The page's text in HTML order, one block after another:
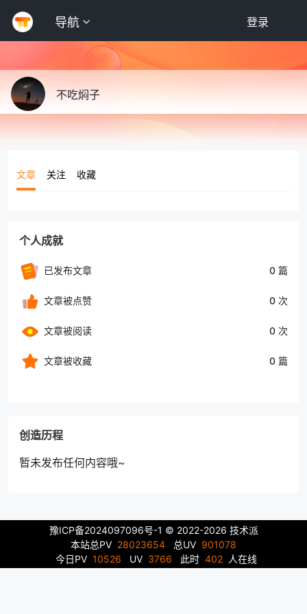
导航 登录
不吃焖子
文章 关注 收藏
个人成就
已发布文章 0 篇
文章被点赞 0 次
文章被阅读 0 次
文章被收藏 0 篇
创造历程
暂未发布任何内容哦~
豫ICP备2024097096号-1 © 2022-2026 技术派
本站总PV 28023654 总UV 901078
今日PV 10526 UV 3766 此时 402 人在线